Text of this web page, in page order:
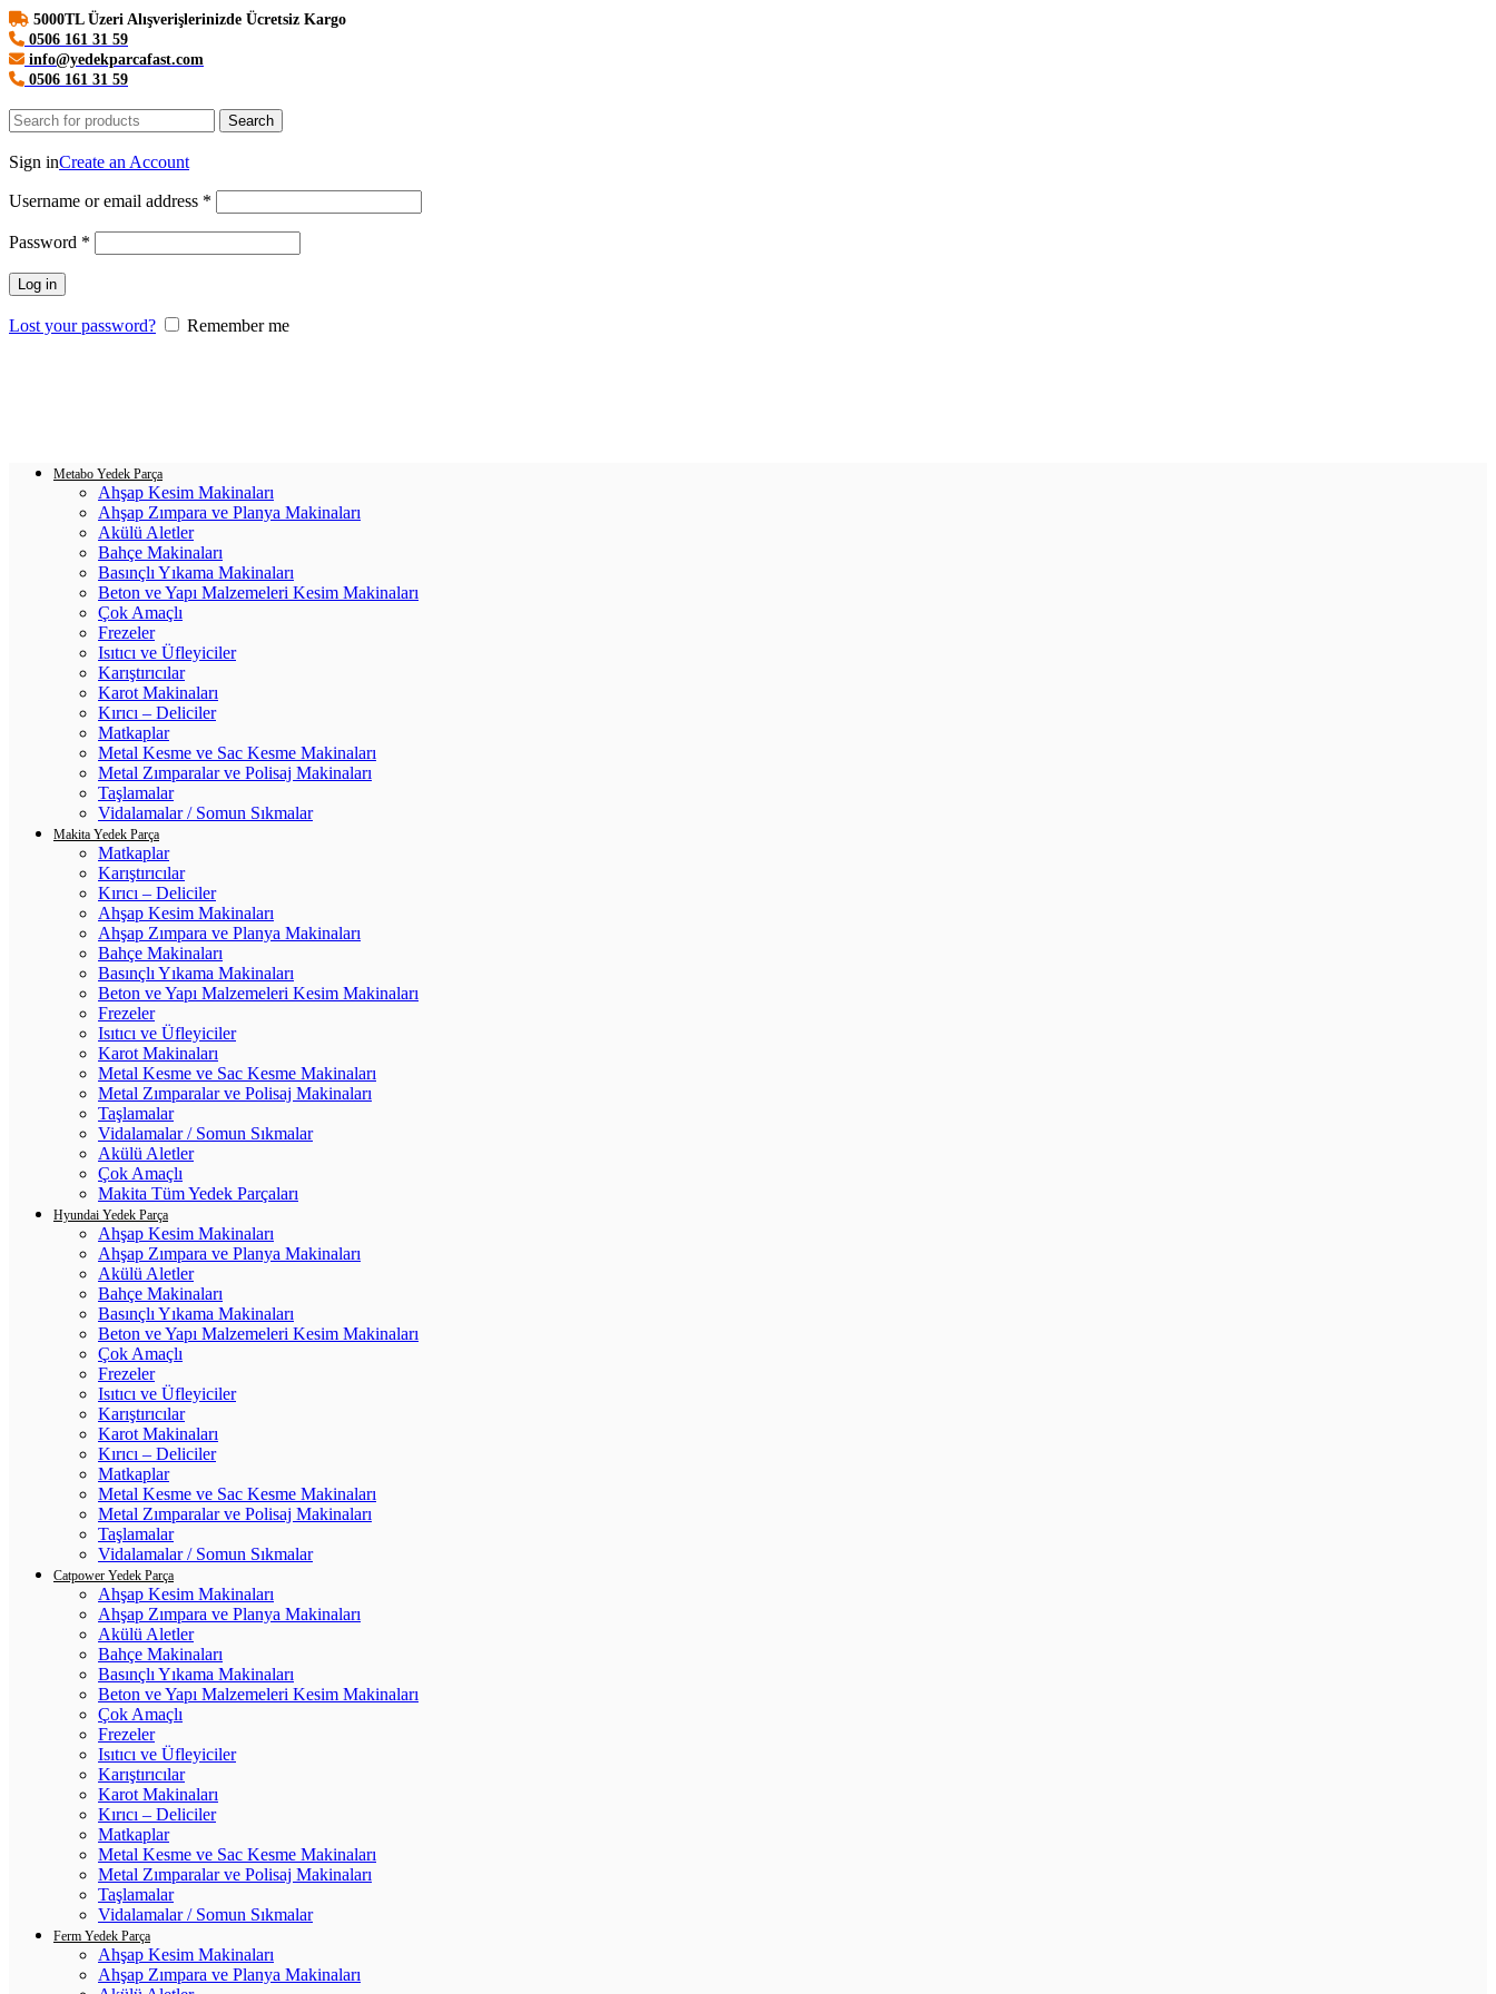
5000TL Üzeri Alışverişlerinizde Ücretsiz Kargo
0506 161 31 59
info@yedekparcafast.com
0506 161 31 59
Search
Sign inCreate an Account
Username or email address *
Password *
Log in
Lost your password?
Remember me
Metabo Yedek Parça
Ahşap Kesim Makinaları
Ahşap Zımpara ve Planya Makinaları
Akülü Aletler
Bahçe Makinaları
Basınçlı Yıkama Makinaları
Beton ve Yapı Malzemeleri Kesim Makinaları
Çok Amaçlı
Frezeler
Isıtıcı ve Üfleyiciler
Karıştırıcılar
Karot Makinaları
Kırıcı – Deliciler
Matkaplar
Metal Kesme ve Sac Kesme Makinaları
Metal Zımparalar ve Polisaj Makinaları
Taşlamalar
Vidalamalar / Somun Sıkmalar
Makita Yedek Parça
Matkaplar
Karıştırıcılar
Kırıcı – Deliciler
Ahşap Kesim Makinaları
Ahşap Zımpara ve Planya Makinaları
Bahçe Makinaları
Basınçlı Yıkama Makinaları
Beton ve Yapı Malzemeleri Kesim Makinaları
Frezeler
Isıtıcı ve Üfleyiciler
Karot Makinaları
Metal Kesme ve Sac Kesme Makinaları
Metal Zımparalar ve Polisaj Makinaları
Taşlamalar
Vidalamalar / Somun Sıkmalar
Akülü Aletler
Çok Amaçlı
Makita Tüm Yedek Parçaları
Hyundai Yedek Parça
Ahşap Kesim Makinaları
Ahşap Zımpara ve Planya Makinaları
Akülü Aletler
Bahçe Makinaları
Basınçlı Yıkama Makinaları
Beton ve Yapı Malzemeleri Kesim Makinaları
Çok Amaçlı
Frezeler
Isıtıcı ve Üfleyiciler
Karıştırıcılar
Karot Makinaları
Kırıcı – Deliciler
Matkaplar
Metal Kesme ve Sac Kesme Makinaları
Metal Zımparalar ve Polisaj Makinaları
Taşlamalar
Vidalamalar / Somun Sıkmalar
Catpower Yedek Parça
Ahşap Kesim Makinaları
Ahşap Zımpara ve Planya Makinaları
Akülü Aletler
Bahçe Makinaları
Basınçlı Yıkama Makinaları
Beton ve Yapı Malzemeleri Kesim Makinaları
Çok Amaçlı
Frezeler
Isıtıcı ve Üfleyiciler
Karıştırıcılar
Karot Makinaları
Kırıcı – Deliciler
Matkaplar
Metal Kesme ve Sac Kesme Makinaları
Metal Zımparalar ve Polisaj Makinaları
Taşlamalar
Vidalamalar / Somun Sıkmalar
Ferm Yedek Parça
Ahşap Kesim Makinaları
Ahşap Zımpara ve Planya Makinaları